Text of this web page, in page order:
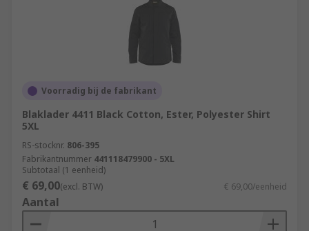
Voorradig bij de fabrikant
Blaklader 4411 Black Cotton, Ester, Polyester Shirt
5XL
RS-stocknr. 806-395
Fabrikantnummer 441118479900 - 5XL
Subtotaal (1 eenheid)
€ 69,00(excl. BTW) € 69,00/eenheid
Aantal